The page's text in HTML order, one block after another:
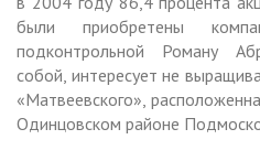
были приобретены
подконтрольной Роману
собой, интересует не
«Матвеевского»,
Одинцовском районе